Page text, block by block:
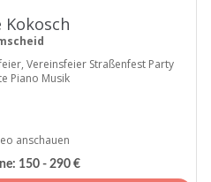
Kokosch
Vereinsfeier Straßenfest Party
Piano Musik
anschauen
150 - 290 €